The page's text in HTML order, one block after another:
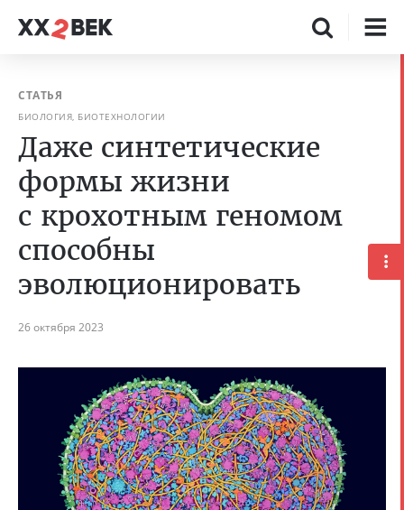
СТАТЬЯ
БИОЛОГИЯ, БИОТЕХНОЛОГИИ
Даже синтетические
формы жизни
с крохотным геномом
способны
эволюционировать
26 октября 2023